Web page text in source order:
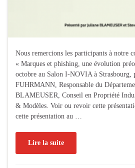
Nous remercions les participants à notre
« Marques et phishing, une évolution
octobre au Salon I-NOVIA à Strasbourg,
FUHRMANN, Responsable du
BLAMEUSER, Conseil en Propriété
& Modèles. Voir ou revoir cette
cette présentation au …
Lire la suite